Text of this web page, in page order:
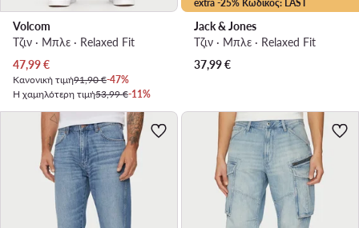
Volcom
Τζιν · Μπλε · Relaxed Fit
Τρέχουσα τιμή
47,99€
Κανονική τιμή91,90 €-47%
Η χαμηλότερη τιμή53,99 €-11%
extra -25% Κωδικός: LAST
Jack & Jones
Τζιν · Μπλε · Relaxed Fit
37,99€